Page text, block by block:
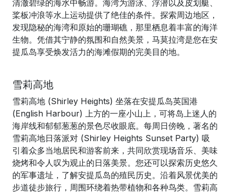
清澈碧绿的海水中畅游。海湾为游泳、浮潜以及皮划艇、
桨板冲浪等水上运动提供了绝佳的条件。探索周边地区，
发现隐秘的海湾和原始的珊瑚礁，那里栖息着丰富的海洋
生物。凭借其宁静的氛围和自然美景，马莫拉湾是您在安
提瓜岛享受焕发活力的海滩假期的完美目的地。
雪莉高地
雪莉高地 (Shirley Heights) 坐落在安提瓜岛英国港
(English Harbour) 上方的一座小山上，可将岛上迷人的
海岸线和郁郁葱葱的景色尽收眼底。每周日傍晚，著名的
雪莉高地日落派对 (Shirley Heights Sunset Party) 吸
引着众多当地居民和游客前来，共同欣赏现场音乐、美味
烧烤和令人叹为观止的日落美景。您还可以探索历史悠久
的军事遗址，了解安提瓜岛的殖民历史。沿着风景优美的
步道徒步旅行，周围环绕着热带植物和各种鸟类。雪莉高